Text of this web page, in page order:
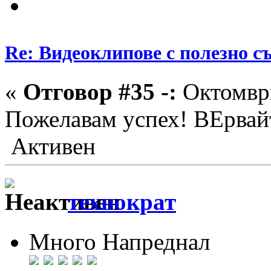
Re: Видеоклипове с полезно
« Отговор #35 -:
Пожелавам успех!
Активен
технократ
Много Напреднал